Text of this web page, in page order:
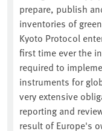
prepare, publish
inventories of
Kyoto Protocol
first time ever the
required to
instruments for
very extensive
reporting and
result of Europe's